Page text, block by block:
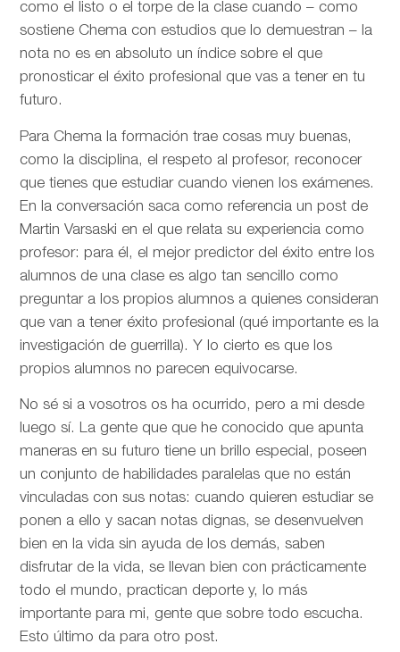
como el listo o el torpe de la clase cuando – como
sostiene Chema con estudios que lo demuestran – la
nota no es en absoluto un índice sobre el que
pronosticar el éxito profesional que vas a tener en tu
futuro.
Para Chema la formación trae cosas muy buenas,
como la disciplina, el respeto al profesor, reconocer
que tienes que estudiar cuando vienen los exámenes.
En la conversación saca como referencia un post de
Martin Varsaski en el que relata su experiencia como
profesor: para él, el mejor predictor del éxito entre los
alumnos de una clase es algo tan sencillo como
preguntar a los propios alumnos a quienes consideran
que van a tener éxito profesional (qué importante es la
investigación de guerrilla). Y lo cierto es que los
propios alumnos no parecen equivocarse.
No sé si a vosotros os ha ocurrido, pero a mi desde
luego sí. La gente que que he conocido que apunta
maneras en su futuro tiene un brillo especial, poseen
un conjunto de habilidades paralelas que no están
vinculadas con sus notas: cuando quieren estudiar se
ponen a ello y sacan notas dignas, se desenvuelven
bien en la vida sin ayuda de los demás, saben
disfrutar de la vida, se llevan bien con prácticamente
todo el mundo, practican deporte y, lo más
importante para mi, gente que sobre todo escucha.
Esto último da para otro post.